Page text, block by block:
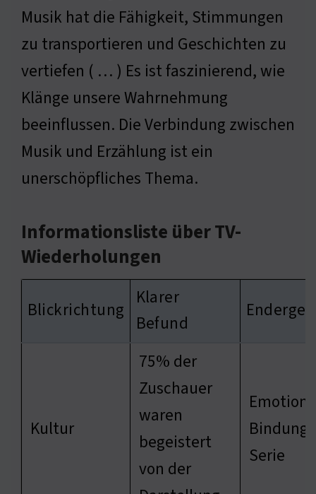
Musik hat die Fähigkeit, Stimmungen
zu transportieren und Geschichten zu
vertiefen ( … ) Es ist faszinierend, wie
Klänge unsere Wahrnehmung
beeinflussen. Die Verbindung zwischen
Musik und Erzählung ist ein
unerschöpfliches Thema.
Informationsliste über TV-
Wiederholungen
Blickrichtung
Klarer
Befund
Kultur
75% der
Zuschauer
waren
begeistert
von der
Bindung
Serie